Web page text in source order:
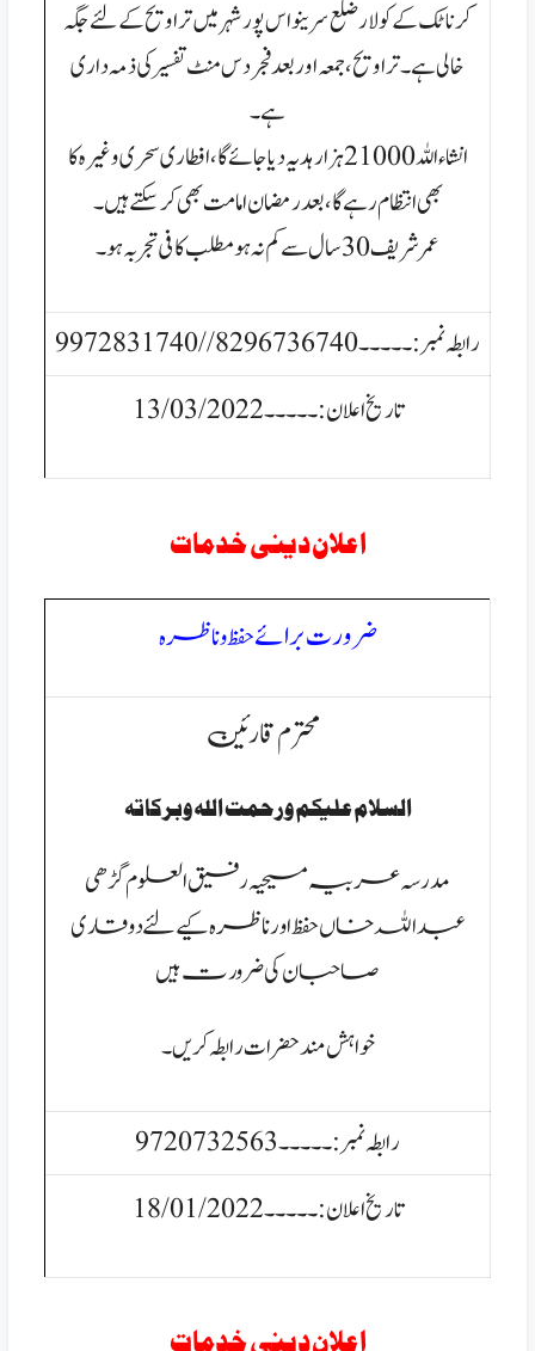
کرناٹک کے کولار ضلع سرینواس پور شہر میں تراویح کے لئے جگہ
خالی ہے۔تراویح، جمعہ اور بعد فجر دس منٹ تفسیر کی ذمہ داری
ہے۔
انشاءاللہ 21000 ہزار ہدیہ دیا جائے گا، افطاری سحری وغیرہ کا
بھی انتظام رہے گا ،بعد رمضان امامت بھی کرسکتے ہیں۔
عمر شریف 30 سال سے کم نہ ہو مطلب کافی تجربہ ہو۔
رابطہ نمبر:۔۔۔۔۔8296736740// 9972831740
تاریخ اعلان:۔۔۔۔۔13/03/2022
اعلان دینی خدمات
ضرورت برائےحفظ و ناظرہ
محترم قارئین
السلام عليكم ورحمت الله وبركاتہ
مدرسہ عربیہ مسیحیہ رفیق العلوم گڑھی
عبداللہ خاں حفظ اور ناظرہ کیےلئے دو قاری
صاحبان کی ضرورت ہیں
خواہش مند حضرات رابطہ کریں۔
رابطہ نمبر:۔۔۔۔۔9720732563
تاریخ اعلان:۔۔۔۔۔18/01/2022
اعلان دینی خدمات